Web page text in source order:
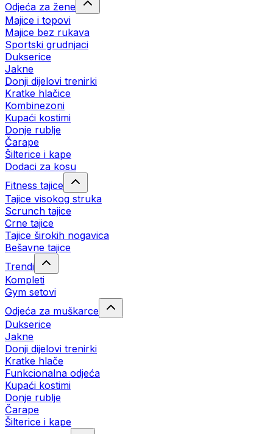
Odjeća za žene
Majice i topovi
Majice bez rukava
Sportski grudnjaci
Dukserice
Jakne
Donji dijelovi trenirki
Kratke hlačice
Kombinezoni
Kupaći kostimi
Donje rublje
Čarape
Šilterice i kape
Dodaci za kosu
Fitness tajice
Tajice visokog struka
Scrunch tajice
Crne tajice
Tajice širokih nogavica
Bešavne tajice
Trendi
Kompleti
Gym setovi
Odjeća za muškarce
Dukserice
Jakne
Donji dijelovi trenirki
Kratke hlače
Funkcionalna odjeća
Kupaći kostimi
Donje rublje
Čarape
Šilterice i kape